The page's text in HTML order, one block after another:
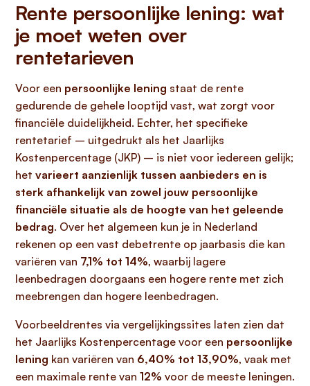
Rente persoonlijke lening: wat
je moet weten over
rentetarieven
Voor een persoonlijke lening staat de rente
gedurende de gehele looptijd vast, wat zorgt voor
financiële duidelijkheid. Echter, het specifieke
rentetarief – uitgedrukt als het Jaarlijks
Kostenpercentage (JKP) – is niet voor iedereen gelijk;
het varieert aanzienlijk tussen aanbieders en is
sterk afhankelijk van zowel jouw persoonlijke
financiële situatie als de hoogte van het geleende
bedrag. Over het algemeen kun je in Nederland
rekenen op een vast debetrente op jaarbasis die kan
variëren van 7,1% tot 14%, waarbij lagere
leenbedragen doorgaans een hogere rente met zich
meebrengen dan hogere leenbedragen.
Voorbeeldrentes via vergelijkingssites laten zien dat
het Jaarlijks Kostenpercentage voor een persoonlijke
lening kan variëren van 6,40% tot 13,90%, vaak met
een maximale rente van 12% voor de meeste leningen.